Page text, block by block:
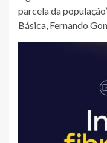
parcela da
Básica, Fernando